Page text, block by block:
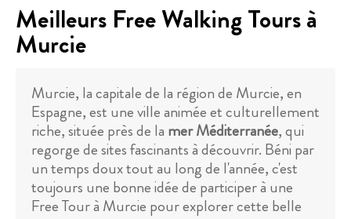
Meilleurs Free Walking Tours à
Murcie
Murcie, la capitale de la région de Murcie, en
Espagne, est une ville animée et culturellement
riche, située près de la mer Méditerranée, qui
regorge de sites fascinants à découvrir. Béni par
un temps doux tout au long de l'année, c'est
toujours une bonne idée de participer à une
Free Tour à Murcie pour explorer cette belle